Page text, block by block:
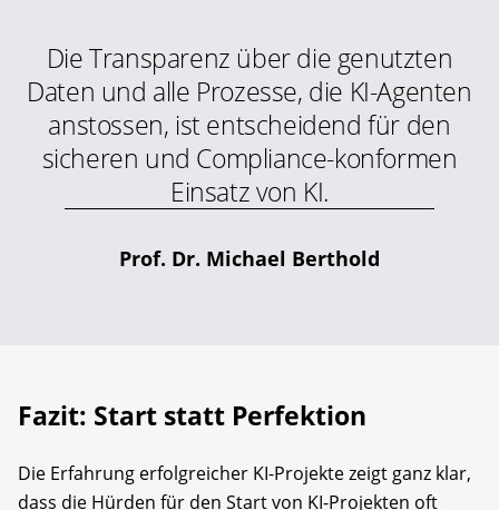
Die Transparenz über die genutzten
Daten und alle Prozesse, die KI-Agenten
anstossen, ist entscheidend für den
sicheren und Compliance-konformen
Einsatz von KI.
Prof. Dr. Michael Berthold
Fazit: Start statt Perfektion
Die Erfahrung erfolgreicher KI-Projekte zeigt ganz klar,
dass die Hürden für den Start von KI-Projekten oft